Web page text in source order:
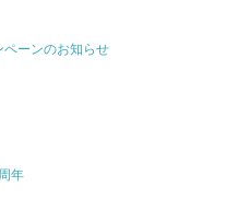
ペーンのお知らせ
年